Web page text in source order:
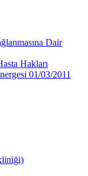
Dair
Hakları
01/03/2011